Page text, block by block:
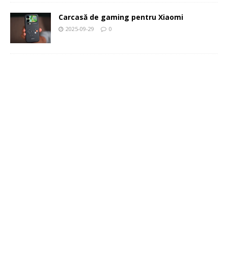
Carcasă de gaming pentru Xiaomi
2025-09-29 0